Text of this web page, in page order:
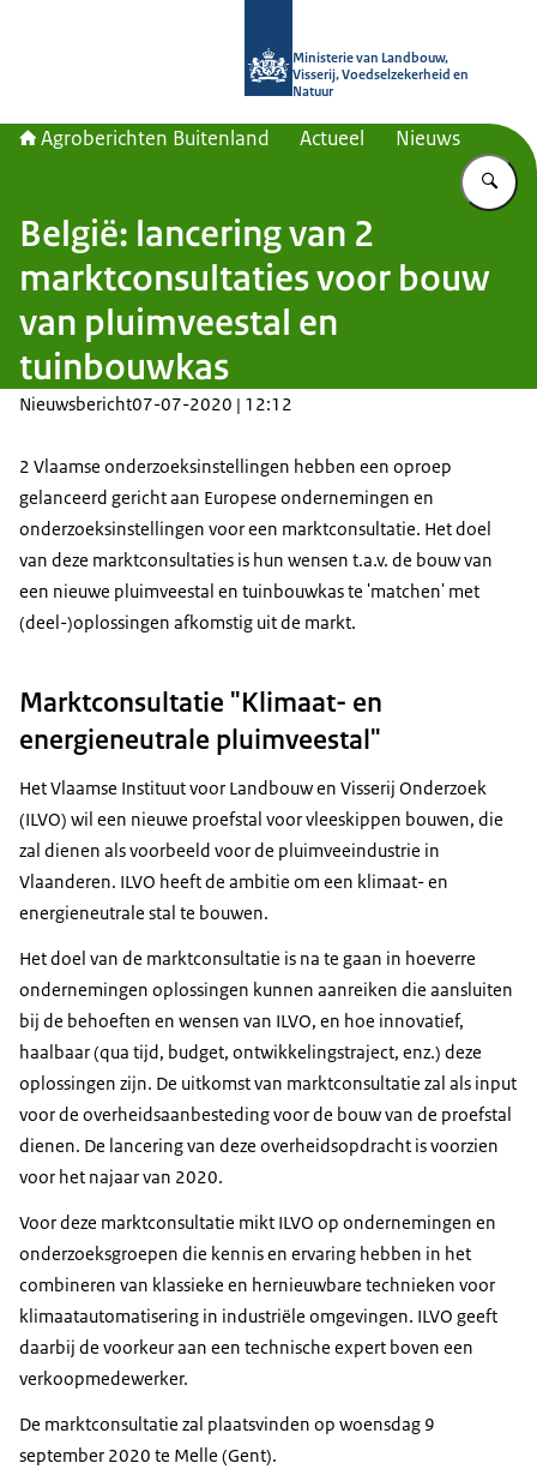
Ministerie van Landbouw,
Visserij, Voedselzekerheid en
Natuur
Agroberichten Buitenland Actueel Nieuws
België: lancering van 2
marktconsultaties voor bouw
van pluimveestal en
tuinbouwkas
Nieuwsbericht07-07-2020 | 12:12
2 Vlaamse onderzoeksinstellingen hebben een oproep
gelanceerd gericht aan Europese ondernemingen en
onderzoeksinstellingen voor een marktconsultatie. Het doel
van deze marktconsultaties is hun wensen t.a.v. de bouw van
een nieuwe pluimveestal en tuinbouwkas te 'matchen' met
(deel-)oplossingen afkomstig uit de markt.
Marktconsultatie "Klimaat- en
energieneutrale pluimveestal"
Het Vlaamse Instituut voor Landbouw en Visserij Onderzoek
(ILVO) wil een nieuwe proefstal voor vleeskippen bouwen, die
zal dienen als voorbeeld voor de pluimveeindustrie in
Vlaanderen. ILVO heeft de ambitie om een klimaat- en
energieneutrale stal te bouwen.
Het doel van de marktconsultatie is na te gaan in hoeverre
ondernemingen oplossingen kunnen aanreiken die aansluiten
bij de behoeften en wensen van ILVO, en hoe innovatief,
haalbaar (qua tijd, budget, ontwikkelingstraject, enz.) deze
oplossingen zijn. De uitkomst van marktconsultatie zal als input
voor de overheidsaanbesteding voor de bouw van de proefstal
dienen. De lancering van deze overheidsopdracht is voorzien
voor het najaar van 2020.
Voor deze marktconsultatie mikt ILVO op ondernemingen en
onderzoeksgroepen die kennis en ervaring hebben in het
combineren van klassieke en hernieuwbare technieken voor
klimaatautomatisering in industriële omgevingen. ILVO geeft
daarbij de voorkeur aan een technische expert boven een
verkoopmedewerker.
De marktconsultatie zal plaatsvinden op woensdag 9
september 2020 te Melle (Gent).